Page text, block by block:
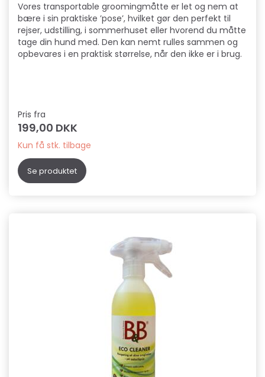
Vores transportable groomingmåtte er let og nem at
bære i sin praktiske ’pose’, hvilket gør den perfekt til
rejser, udstilling, i sommerhuset eller hvorend du måtte
tage din hund med. Den kan nemt rulles sammen og
opbevares i en praktisk størrelse, når den ikke er i brug.
Pris fra
199,00 DKK
Kun få stk. tilbage
Se produktet